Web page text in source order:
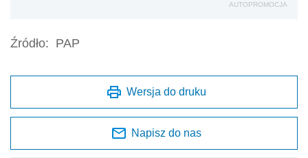
AUTOPROMOCJA
Źródło: PAP
Wersja do druku
Napisz do nas